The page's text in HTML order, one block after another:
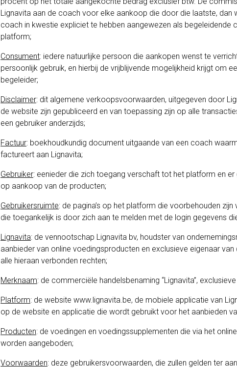
Lignavita aan de coach voor elke aankoop die door die laatste, dan
coach in kwestie expliciet te hebben aangewezen als begeleidende
platform;
Consument: iedere natuurlijke persoon die aankopen wenst te
persoonlijk gebruik, en hierbij de vrijblijvende mogelijkheid krijgt om
begeleider;
Disclaimer: dit algemene verkoopsvoorwaarden, uitgegeven door
de website zijn gepubliceerd en van toepassing zijn op alle
een gebruiker anderzijds;
Factuur: boekhoudkundig document uitgaande van een coach
factureert aan Lignavita;
Gebruiker: eenieder die zich toegang verschaft tot het platform en
op aankoop van de producten;
Gebruikersruimte: de pagina’s op het platform die voorbehouden
die toegankelijk is door zich aan te melden met de login gegevens
Lignavita: de vennootschap Lignavita bv, houdster van
aanbieder van online voedingsproducten en exclusieve eigenaar van
alle hieraan verbonden rechten;
Merknaam: de commerciële handelsbenaming “Lignavita”,
Platform: de website www.lignavita.be, de mobiele applicatie van
op de website en applicatie die wordt gebruikt voor het aanbieden
Producten: de voedingen en voedingssupplementen die via het
worden aangeboden;
Voorwaarden: deze gebruikersvoorwaarden, die zullen gelden ter